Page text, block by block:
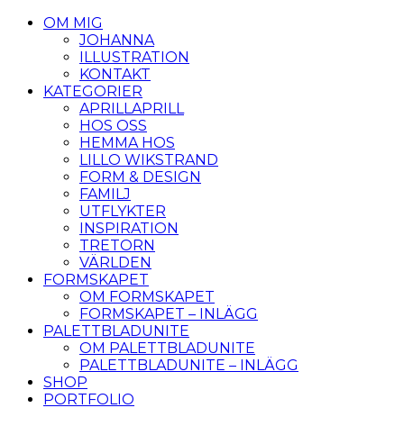
OM MIG
JOHANNA
ILLUSTRATION
KONTAKT
KATEGORIER
APRILLAPRILL
HOS OSS
HEMMA HOS
LILLO WIKSTRAND
FORM & DESIGN
FAMILJ
UTFLYKTER
INSPIRATION
TRETORN
VÄRLDEN
FORMSKAPET
OM FORMSKAPET
FORMSKAPET – INLÄGG
PALETTBLADUNITE
OM PALETTBLADUNITE
PALETTBLADUNITE – INLÄGG
SHOP
PORTFOLIO